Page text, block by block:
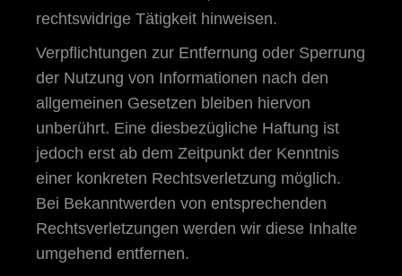
rechtswidrige Tätigkeit hinweisen.
Verpflichtungen zur Entfernung oder Sperrung
der Nutzung von Informationen nach den
allgemeinen Gesetzen bleiben hiervon
unberührt. Eine diesbezügliche Haftung ist
jedoch erst ab dem Zeitpunkt der Kenntnis
einer konkreten Rechtsverletzung möglich.
Bei Bekanntwerden von entsprechenden
Rechtsverletzungen werden wir diese Inhalte
umgehend entfernen.